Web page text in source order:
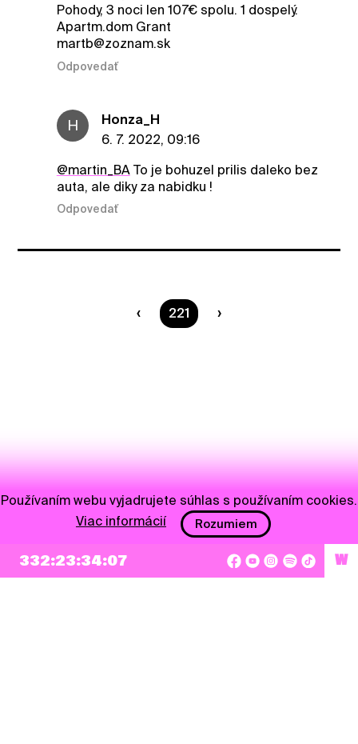
Pohody, 3 noci len 107€ spolu. 1 dospelý.
Apartm.dom Grant
martb@zoznam.sk
Odpovedať
H
Honza_H
6. 7. 2022, 09:16
@martin_BATo je bohuzel prilis daleko bez
auta, ale diky za nabidku !
Odpovedať
Ste na strane
221
NEWSLETTER
332:23:34:07 W
Používaním webu vyjadrujete súhlas s používaním cookies.
Viac informácií
Rozumiem